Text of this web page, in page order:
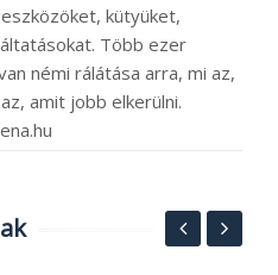
kütyüket,
Több ezer
némi rálátása arra, mi az,
amit jobb elkerülni.